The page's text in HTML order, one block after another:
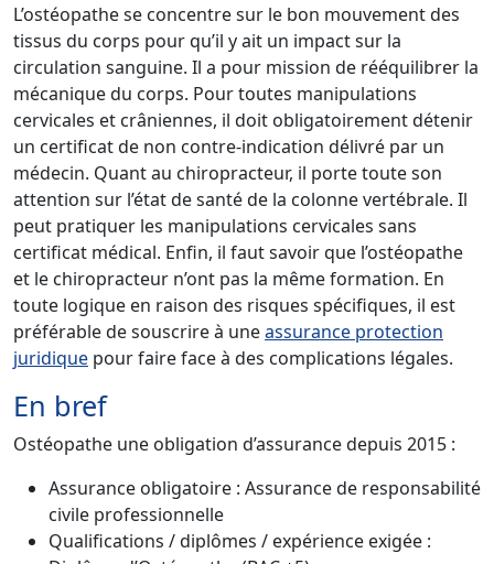
L’ostéopathe se concentre sur le bon mouvement des
tissus du corps pour qu’il y ait un impact sur la
circulation sanguine. Il a pour mission de rééquilibrer la
mécanique du corps. Pour toutes manipulations
cervicales et crâniennes, il doit obligatoirement détenir
un certificat de non contre-indication délivré par un
médecin. Quant au chiropracteur, il porte toute son
attention sur l’état de santé de la colonne vertébrale. Il
peut pratiquer les manipulations cervicales sans
certificat médical. Enfin, il faut savoir que l’ostéopathe
et le chiropracteur n’ont pas la même formation. En
toute logique en raison des risques spécifiques, il est
préférable de souscrire à uneassurance protection
juridique pour faire face à des complications légales.
En bref
Ostéopathe une obligation d’assurance depuis 2015 :
Assurance obligatoire : Assurance de responsabilité
civile professionnelle
Qualifications / diplômes / expérience exigée :